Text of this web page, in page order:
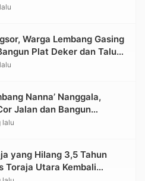
Longsor di Buntu Pepasan
Warga Lembang Gasing
Plat Deker dan Talut
Antar Lembang
Nanna’ Nanggala,
Jalan dan Bangun
lalu
yang Hilang 3,5 Tahun
Toraja Utara Kembali